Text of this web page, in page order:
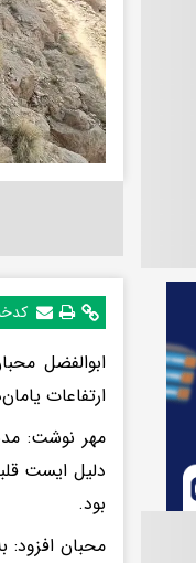
ابوالفضل
ارتفاعات
مهر نوشت:
دلیل ایست
بود.
محبان